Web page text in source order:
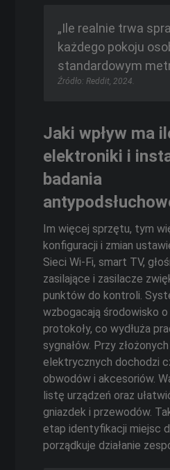
„Ile realnie trwa
każdego pokoju
standardowym
Źródło: Reddit, 2024.
Jaki wpływ ma
elektroniki i
badania
Im więcej sprzętu, tym
konfiguracji i zmian
Sieci Wi‑Fi, smart TV,
zasilające i zasilacze
punktów do kontroli.
wzbogacają środowisko
protokoły, co wydłuża
sygnałów. Przy
elektrycznych dochodzi
obwodów i akcesoriów.
listę urządzeń oraz
gniazdek i przewodów.
etap identyfikacji miejsc
porządkuje działanie